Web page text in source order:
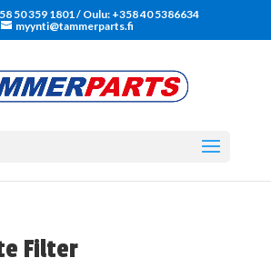
50 359 1801‬ / Oulu: +358 40 5386634
myynti@tammerparts.fi
Filter